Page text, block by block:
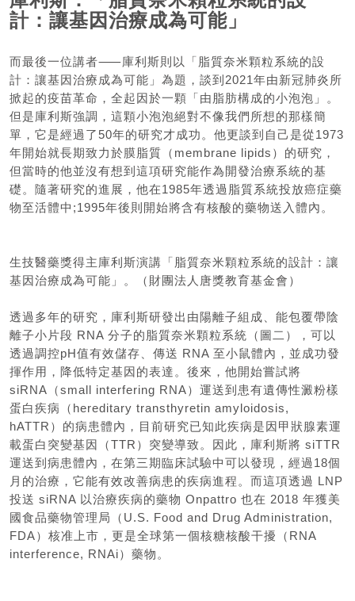
計：讓基因治療成為可能」
而最後一位講者⸺庫利斯則以「脂質奈米顆粒系統的設
計：讓基因治療成為可能」為題，談到2021年由新冠肺炎所
掀起的疫苗革命，全起因於一顆「由脂肪構成的小泡泡」。
但是庫利斯強調，這顆小泡泡絕對不像我們所想的那樣簡
單，它是經過了50年的研究才成功。他更談到自己是從1973
年開始就長期致力於膜脂質（membrane lipids）的研究，
但當時的他並沒有想到這項研究能作為開發治療系統的基
礎。隨著研究的進展，他在1985年透過脂質系統投放癌症藥
物至活體中;1995年後則開始將含有核酸的藥物送入體內。
生技醫藥獎得主庫利斯演講「脂質奈米顆粒系統的設計：讓
基因治療成為可能」。（財團法人唐獎教育基金會）
透過多年的研究，庫利斯研發出由陽離子組成、能包覆帶陰
離子小片段 RNA 分子的脂質奈米顆粒系統（圖二），可以
透過調控pH值有效儲存、傳送 RNA 至小鼠體內，並成功發
揮作用，降低特定基因的表達。後來，他開始嘗試將
siRNA（small interfering RNA）運送到患有遺傳性澱粉樣
蛋白疾病（hereditary transthyretin amyloidosis,
hATTR）的病患體內，目前研究已知此疾病是因甲狀腺素運
載蛋白突變基因（TTR）突變導致。因此，庫利斯將 siTTR
運送到病患體內，在第三期臨床試驗中可以發現，經過18個
月的治療，它能有效改善病患的疾病進程。而這項透過 LNP
投送 siRNA 以治療疾病的藥物 Onpattro 也在 2018 年獲美
國食品藥物管理局（U.S. Food and Drug Administration,
FDA）核准上市，更是全球第一個核糖核酸干擾（RNA
interference, RNAi）藥物。